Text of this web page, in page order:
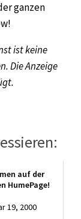
ganzen
ist keine
Die Anzeige
auf der
HumePage!
19, 2000